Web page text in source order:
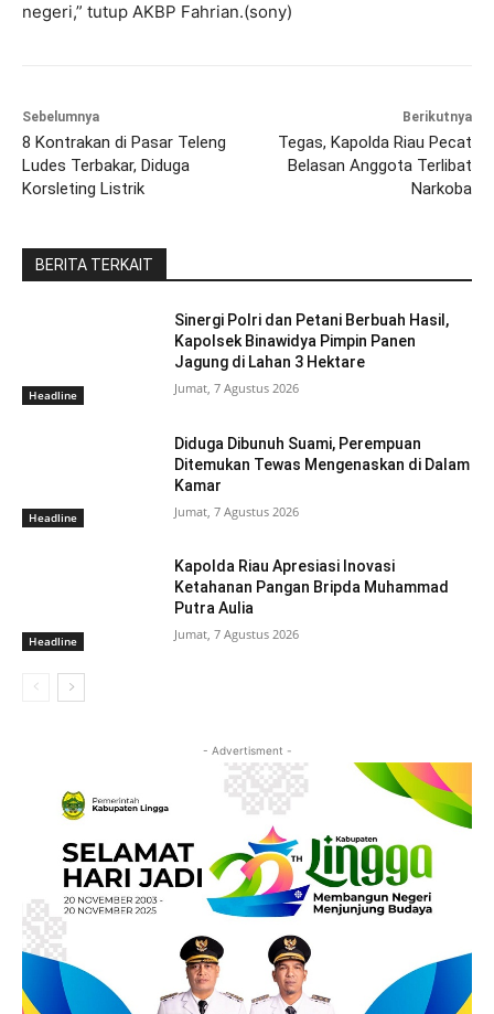
negeri,” tutup AKBP Fahrian.(sony)
Sebelumnya
8 Kontrakan di Pasar Teleng
Ludes Terbakar, Diduga
Korsleting Listrik
Berikutnya
Tegas, Kapolda Riau Pecat
Belasan Anggota Terlibat
Narkoba
BERITA TERKAIT
Headline
Sinergi Polri dan Petani Berbuah Hasil,
Kapolsek Binawidya Pimpin Panen
Jagung di Lahan 3 Hektare
Jumat, 7 Agustus 2026
Headline
Diduga Dibunuh Suami, Perempuan
Ditemukan Tewas Mengenaskan di Dalam
Kamar
Jumat, 7 Agustus 2026
Headline
Kapolda Riau Apresiasi Inovasi
Ketahanan Pangan Bripda Muhammad
Putra Aulia
Jumat, 7 Agustus 2026
- Advertisment -